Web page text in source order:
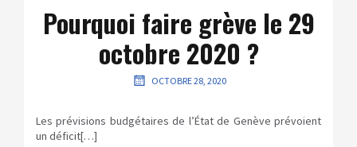
Pourquoi faire grève le 29
octobre 2020 ?
OCTOBRE 28, 2020
Les prévisions budgétaires de l’État de Genève prévoient
un déficit[…]